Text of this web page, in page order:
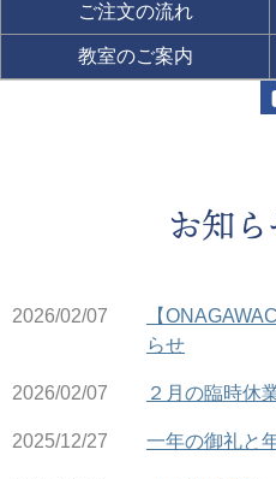
ご注文の流れ
教室のご案内
お知
2026/02/07
【
らせ
2026/02/07 ２月の臨時休
2025/12/27 一年の御礼と